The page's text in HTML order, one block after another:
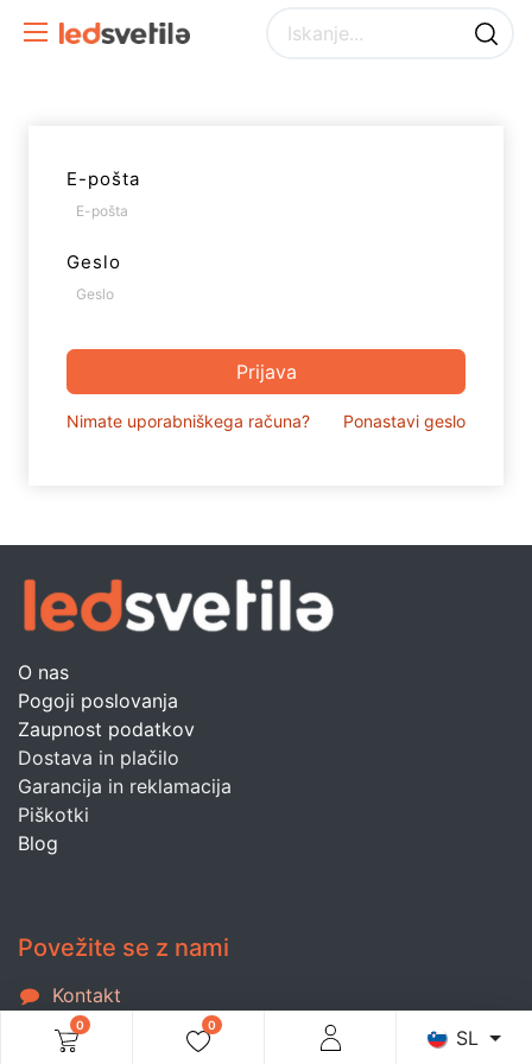
0 0
SL
E-pošta
Geslo
Prijava
Nimate uporabniškega računa? Ponastavi geslo
O nas
Pogoji poslovanja
Zaupnost podatkov
Dostava in plačilo
Garancija in reklamacija
Piškotki
Blog
Povežite se z nami
Kontakt
info@ledsvetila.si
+386 (0)3 780 10 70